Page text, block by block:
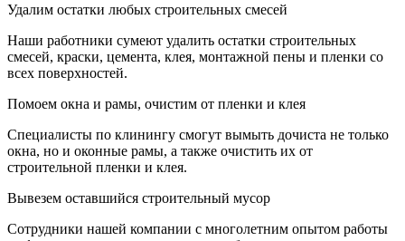
Удалим остатки любых строительных смесей
Наши работники сумеют удалить остатки строительных
смесей, краски, цемента, клея, монтажной пены и пленки со
всех поверхностей.
Помоем окна и рамы, очистим от пленки и клея
Специалисты по клинингу смогут вымыть дочиста не только
окна, но и оконные рамы, а также очистить их от
строительной пленки и клея.
Вывезем оставшийся строительный мусор
Сотрудники нашей компании с многолетним опытом работы